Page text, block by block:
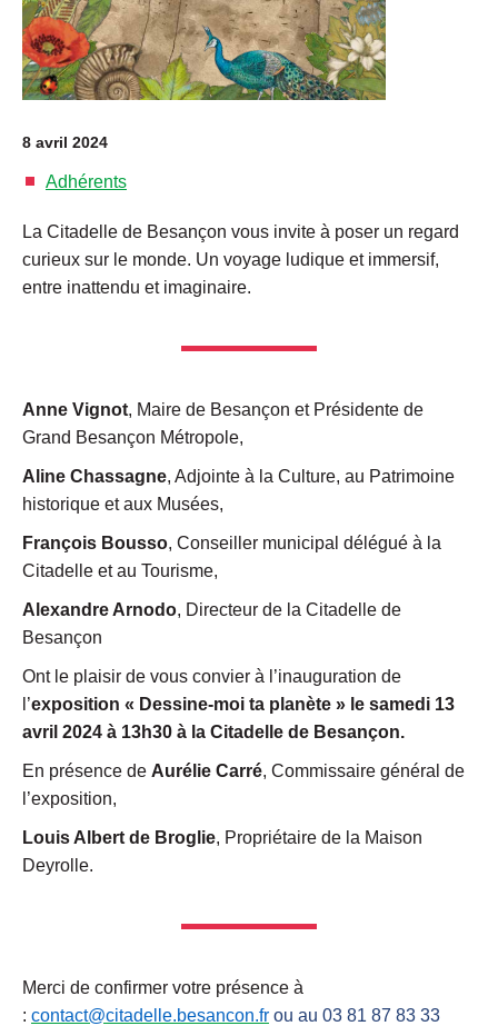
8 avril 2024
Adhérents
La Citadelle de Besançon vous invite à poser un regard
curieux sur le monde. Un voyage ludique et immersif,
entre inattendu et imaginaire.
Anne Vignot, Maire de Besançon et Présidente de
Grand Besançon Métropole,
Aline Chassagne, Adjointe à la Culture, au Patrimoine
historique et aux Musées,
François Bousso, Conseiller municipal délégué à la
Citadelle et au Tourisme,
Alexandre Arnodo, Directeur de la Citadelle de
Besançon
Ont le plaisir de vous convier à l’inauguration de
l’exposition « Dessine-moi ta planète » le samedi 13
avril 2024 à 13h30 à la Citadelle de Besançon.
En présence de Aurélie Carré, Commissaire général de
l’exposition,
Louis Albert de Broglie, Propriétaire de la Maison
Deyrolle.
Merci de confirmer votre présence à
: contact@citadelle.besancon.fr ou au 03 81 87 83 33